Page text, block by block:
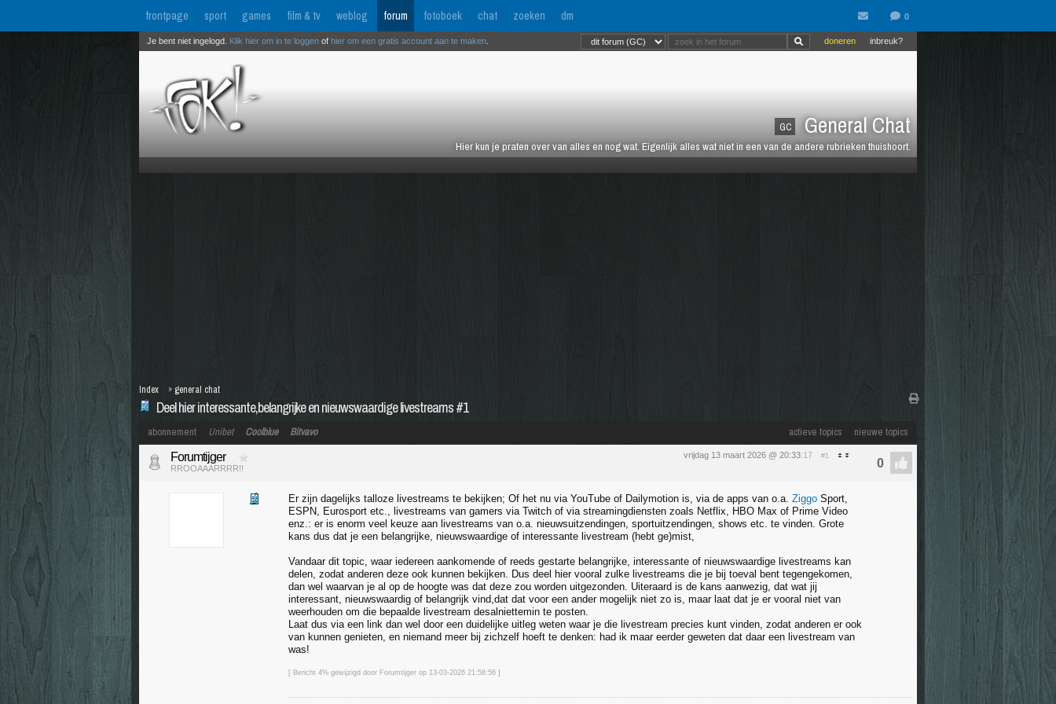
frontpage sport games film & tv weblog forum fotoboek chat zoeken dm
GC General Chat
Hier kun je praten over van alles en nog wat. Eigenlijk alles wat niet in een van de andere rubrieken thuishoort.
inbreuk?
doneren
Je bent niet ingelogd. Klik hier om in te loggen of hier om een gratis account aan te maken
Deel hier interessante,belangrijke en nieuwswaardige livestreams #1
Index » general chat
actieve topics nieuwe topics
abonnement Unibet Coolblue Bitvavo
vrijdag 13 maart 2026 @ 20:33:17 #1
Forumtijger
RROOAAARRRR!!
Er zijn dagelijks talloze livestreams te bekijken; Of het nu via YouTube of Dailymotion is, via de apps van o.a. Ziggo Sport,
ESPN, Eurosport etc., livestreams van gamers via Twitch of via streamingdiensten zoals Netflix, HBO Max of Prime Video
enz.: er is enorm veel keuze aan livestreams van o.a. nieuwsuitzendingen, sportuitzendingen, shows etc. te vinden. Grote
kans dus dat je een belangrijke, nieuwswaardige of interessante livestream (hebt ge)mist,
Vandaar dit topic, waar iedereen aankomende of reeds gestarte belangrijke, interessante of nieuwswaardige livestreams kan
delen, zodat anderen deze ook kunnen bekijken. Dus deel hier vooral zulke livestreams die je bij toeval bent tegengekomen,
dan wel waarvan je al op de hoogte was dat deze zou worden uitgezonden. Uiteraard is de kans aanwezig, dat wat jij
interessant, nieuwswaardig of belangrijk vind,dat dat voor een ander mogelijk niet zo is, maar laat dat je er vooral niet van
weerhouden om die bepaalde livestream desalniettemin te posten.
Laat dus via een link dan wel door een duidelijke uitleg weten waar je die livestream precies kunt vinden, zodat anderen er ook
van kunnen genieten, en niemand meer bij zichzelf hoeft te denken: had ik maar eerder geweten dat daar een livestream van
was!
[ Bericht 4% gewijzigd door Forumtijger op 13-03-2026 21:58:56 ]